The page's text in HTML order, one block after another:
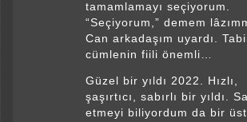
tamamlamayı seçiyorum.
“Seçiyorum,” demem
Can arkadaşım uyardı.
cümlenin fiili önemli…
Güzel bir yıldı 2022. Hızlı,
şaşırtıcı, sabırlı bir yıldı.
etmeyi biliyordum da bir üst